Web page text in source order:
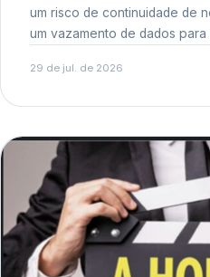
um risco de continuidade de negócio. O
um vazamento de dados
reputacional e o risco
29 de jul. de 2026